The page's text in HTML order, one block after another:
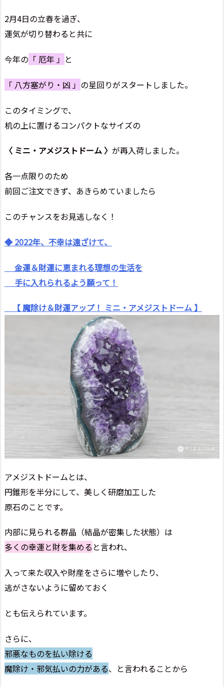
2月4日の立春を過ぎ、
運気が切り替わると共に
今年の 「 厄年 」 と
「 八方塞がり・凶 」 の星回りがスタートしました。
このタイミングで、
机の上に置けるコンパクトなサイズの
〈 ミニ・アメジストドーム 〉 が再入荷しました。
各一点限りのため
前回ご注文できず、あきらめていましたら
このチャンスをお見逃しなく！
◆ 2022年、不幸は遠ざけて、
金運＆財運に恵まれる理想の生活を
手に入れられるよう願って！
【 魔除け＆財運アップ！ ミニ・アメジストドーム 】
アメジストドームとは、
円錐形を半分にして、美しく研磨加工した
原石のことです。
内部に見られる群晶（結晶が密集した状態）は
多くの幸運と財を集める と言われ、
入って来た収入や財産をさらに増やしたり、
逃がさないように留めておく
とも伝えられています。
さらに、
邪悪なものを払い除ける
魔除け・邪気払いの力がある、と言われることから